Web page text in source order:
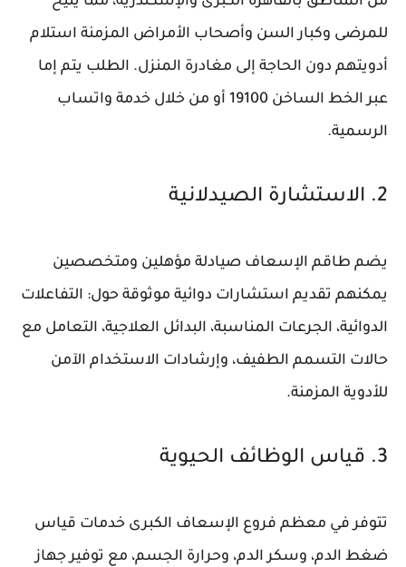
للمرضى وكبار السن وأصحاب الأمراض المزمنة استلام
أدويتهم دون الحاجة إلى مغادرة المنزل. الطلب يتم إما
عبر الخط الساخن 19100 أو من خلال خدمة واتساب
الرسمية.
2. الاستشارة الصيدلانية
يضم طاقم الإسعاف صيادلة مؤهلين ومتخصصين
يمكنهم تقديم استشارات دوائية موثوقة حول: التفاعلات
الدوائية، الجرعات المناسبة، البدائل العلاجية، التعامل مع
حالات التسمم الطفيف، وإرشادات الاستخدام الآمن
للأدوية المزمنة.
3. قياس الوظائف الحيوية
تتوفر في معظم فروع الإسعاف الكبرى خدمات قياس
ضغط الدم، وسكر الدم، وحرارة الجسم، مع توفير جهاز